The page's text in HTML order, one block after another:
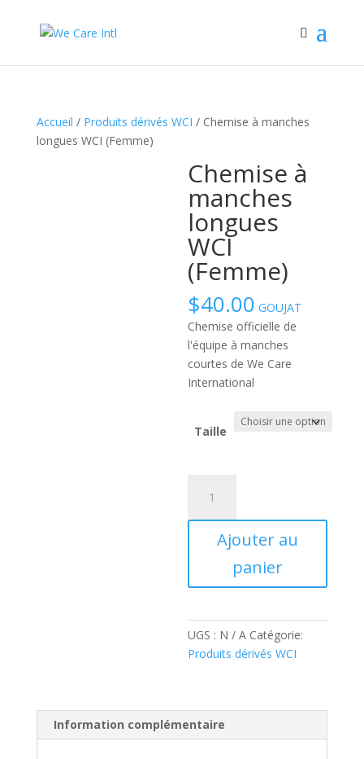
Accueil / Produits dérivés WCI / Chemise à manches
longues WCI (Femme)
Chemise à
manches
longues
WCI
(Femme)
$40.00 GOUJAT
Chemise officielle de
l'équipe à manches
courtes de We Care
International
Taille
WCI
Ajouter au
panier
UGS : N / A Catégorie:
Produits dérivés WCI
Information complémentaire